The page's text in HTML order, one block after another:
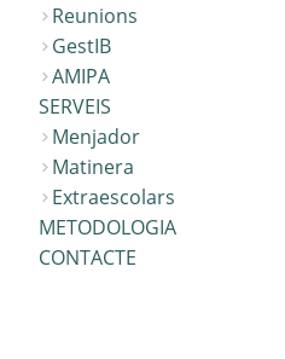
Reunions
GestIB
AMIPA
SERVEIS
Menjador
Matinera
Extraescolars
METODOLOGIA
CONTACTE